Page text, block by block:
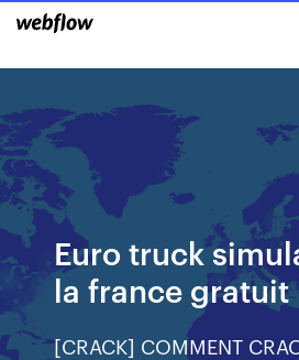
Euro truck
la france gratuit
[CRACK] COMMENT